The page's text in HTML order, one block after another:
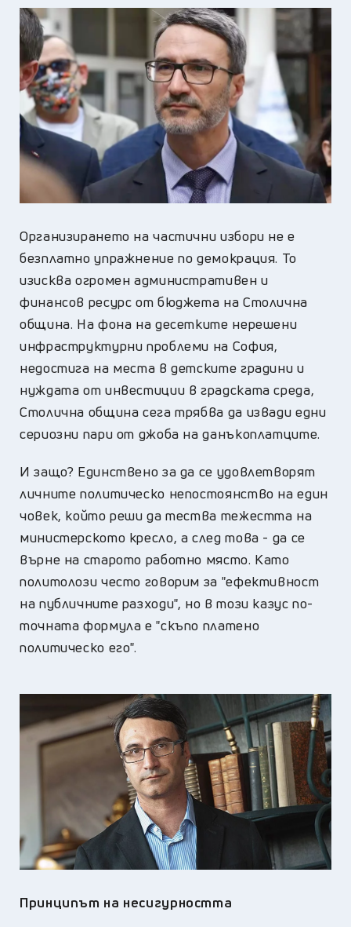
Организирането на частични избори не е
безплатно упражнение по демокрация. То
изисква огромен административен и
финансов ресурс от бюджета на Столична
община. На фона на десетките нерешени
инфраструктурни проблеми на София,
недостига на места в детските градини и
нуждата от инвестиции в градската среда,
Столична община сега трябва да извади едни
сериозни пари от джоба на данъкоплатците.
И защо? Единствено за да се удовлетворят
личните политическо непостоянство на един
човек, който реши да тества тежестта на
министерското кресло, а след това - да се
върне на старото работно място. Като
политолози често говорим за "ефективност
на публичните разходи", но в този казус по-
точната формула е "скъпо платено
политическо его".
Принципът на несигурността